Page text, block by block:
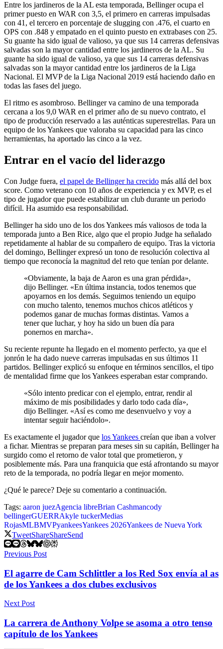
Entre los jardineros de la AL esta temporada, Bellinger ocupa el
primer puesto en WAR con 3,5, el primero en carreras impulsadas
con 41, el tercero en porcentaje de slugging con .476, el cuarto en
OPS con .848 y empatado en el quinto puesto en extrabases con 25.
Su guante ha sido igual de valioso, ya que sus 14 carreras defensivas
salvadas son la mayor cantidad entre los jardineros de la AL. Su
guante ha sido igual de valioso, ya que sus 14 carreras defensivas
salvadas son la mayor cantidad entre los jardineros de la Liga
Nacional. El MVP de la Liga Nacional 2019 está haciendo daño en
todas las fases del juego.
El ritmo es asombroso. Bellinger va camino de una temporada
cercana a los 9,0 WAR en el primer año de su nuevo contrato, el
tipo de producción reservado a las auténticas superestrellas. Para un
equipo de los Yankees que valoraba su capacidad para las cinco
herramientas, ha aportado las cinco a la vez.
Entrar en el vacío del liderazgo
Con Judge fuera, el papel de Bellinger ha crecido más allá del box
score. Como veterano con 10 años de experiencia y ex MVP, es el
tipo de jugador que puede estabilizar un club durante un periodo
difícil. Ha asumido esa responsabilidad.
Bellinger ha sido uno de los dos Yankees más valiosos de toda la
temporada junto a Ben Rice, algo que el propio Judge ha señalado
repetidamente al hablar de su compañero de equipo. Tras la victoria
del domingo, Bellinger expresó un tono de resolución colectiva al
tiempo que reconocía la magnitud del reto que tenían por delante.
«Obviamente, la baja de Aaron es una gran pérdida»,
dijo Bellinger. «En última instancia, todos tenemos que
apoyarnos en los demás. Seguimos teniendo un equipo
con mucho talento, tenemos muchos chicos atléticos y
podemos ganar de muchas formas distintas. Vamos a
tener que luchar, y hoy ha sido un buen día para
ponernos en marcha».
Su reciente repunte ha llegado en el momento perfecto, ya que el
jonrón le ha dado nueve carreras impulsadas en sus últimos 11
partidos. Bellinger explicó su enfoque en términos sencillos, el tipo
de mentalidad firme que los Yankees esperaban estar comprando.
«Sólo intento predicar con el ejemplo, entrar, rendir al
máximo de mis posibilidades y darlo todo cada día»,
dijo Bellinger. «Así es como me desenvuelvo y voy a
intentar seguir haciéndolo».
Es exactamente el jugador que los Yankees creían que iban a volver
a fichar. Mientras se preparan para meses sin su capitán, Bellinger ha
surgido como el retorno de valor total que prometieron, y
posiblemente más. Para una franquicia que está afrontando su mayor
reto de la temporada, no podría llegar en mejor momento.
¿Qué le parece? Deje su comentario a continuación.
Tags: aaron juezAgencia libreBrian Cashmancody
bellingerGUERRAkyle tuckerMedias
RojasMLBMVPyankeesYankees 2026Yankees de Nueva York
TweetShareShareSend
Previous Post
El agarre de Cam Schlittler a los Red Sox envía al as
de los Yankees a dos clubes exclusivos
Next Post
La carrera de Anthony Volpe se asoma a otro tenso
capítulo de los Yankees